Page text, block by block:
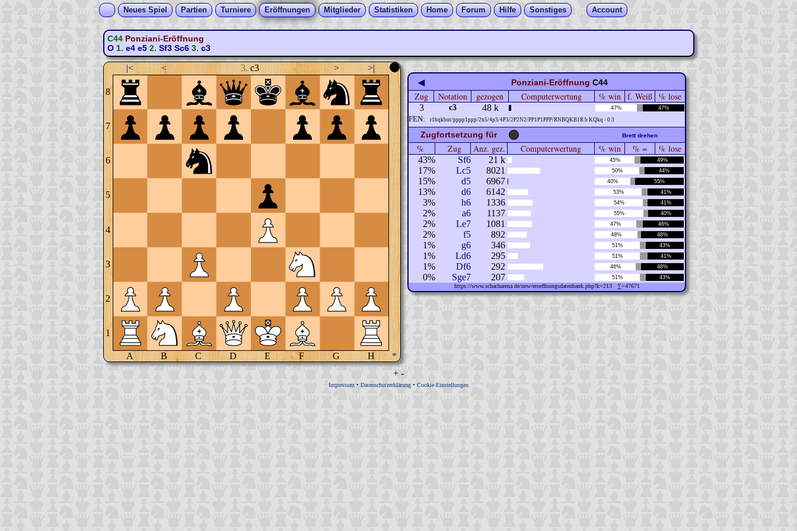
Neues Spiel Partien Turniere Eröffnungen Mitglieder Statistiken Home Forum Hilfe Sonstiges Account
C44 Ponziani-Eröffnung
O1. e4 e52. Sf3 Sc63. c3
|< < 3. c3 > >|
8
7
6
5
4
3
2
1
A B C D E F G H *
◀ Ponziani-Eröffnung C44
Zug Notation gezogen Computerwertung % win f. Weiß % lose
3 c3 48 k 47% 47%
FEN: r1bqkbnr/pppp1ppp/2n5/4p3/4P3/2P2N2/PP1P1PPP/RNBQKB1R b KQkq - 0 3
Zugfortsetzung für Brett drehen
% Zug Anz. gez. Computerwertung % win % = % lose
43% Sf6 21 k 45% 49%
17% Lc5 8021 50% 44%
15% d5 6967 40% 55%
13% d6 6142 53% 41%
3% h6 1336 54% 41%
2% a6 1137 55% 40%
2% Le7 1081 47% 46%
2% f5 892 48% 48%
1% g6 346 51% 43%
1% Ld6 295 51% 41%
1% Df6 292 46% 48%
0% Sge7 207 51% 43%
https://www.schacharena.de/new/eroeffnungsdatenbank.php?k=213 ∑=47671
+ -
Impressum • Datenschutzerklärung • Cookie-Einstellungen